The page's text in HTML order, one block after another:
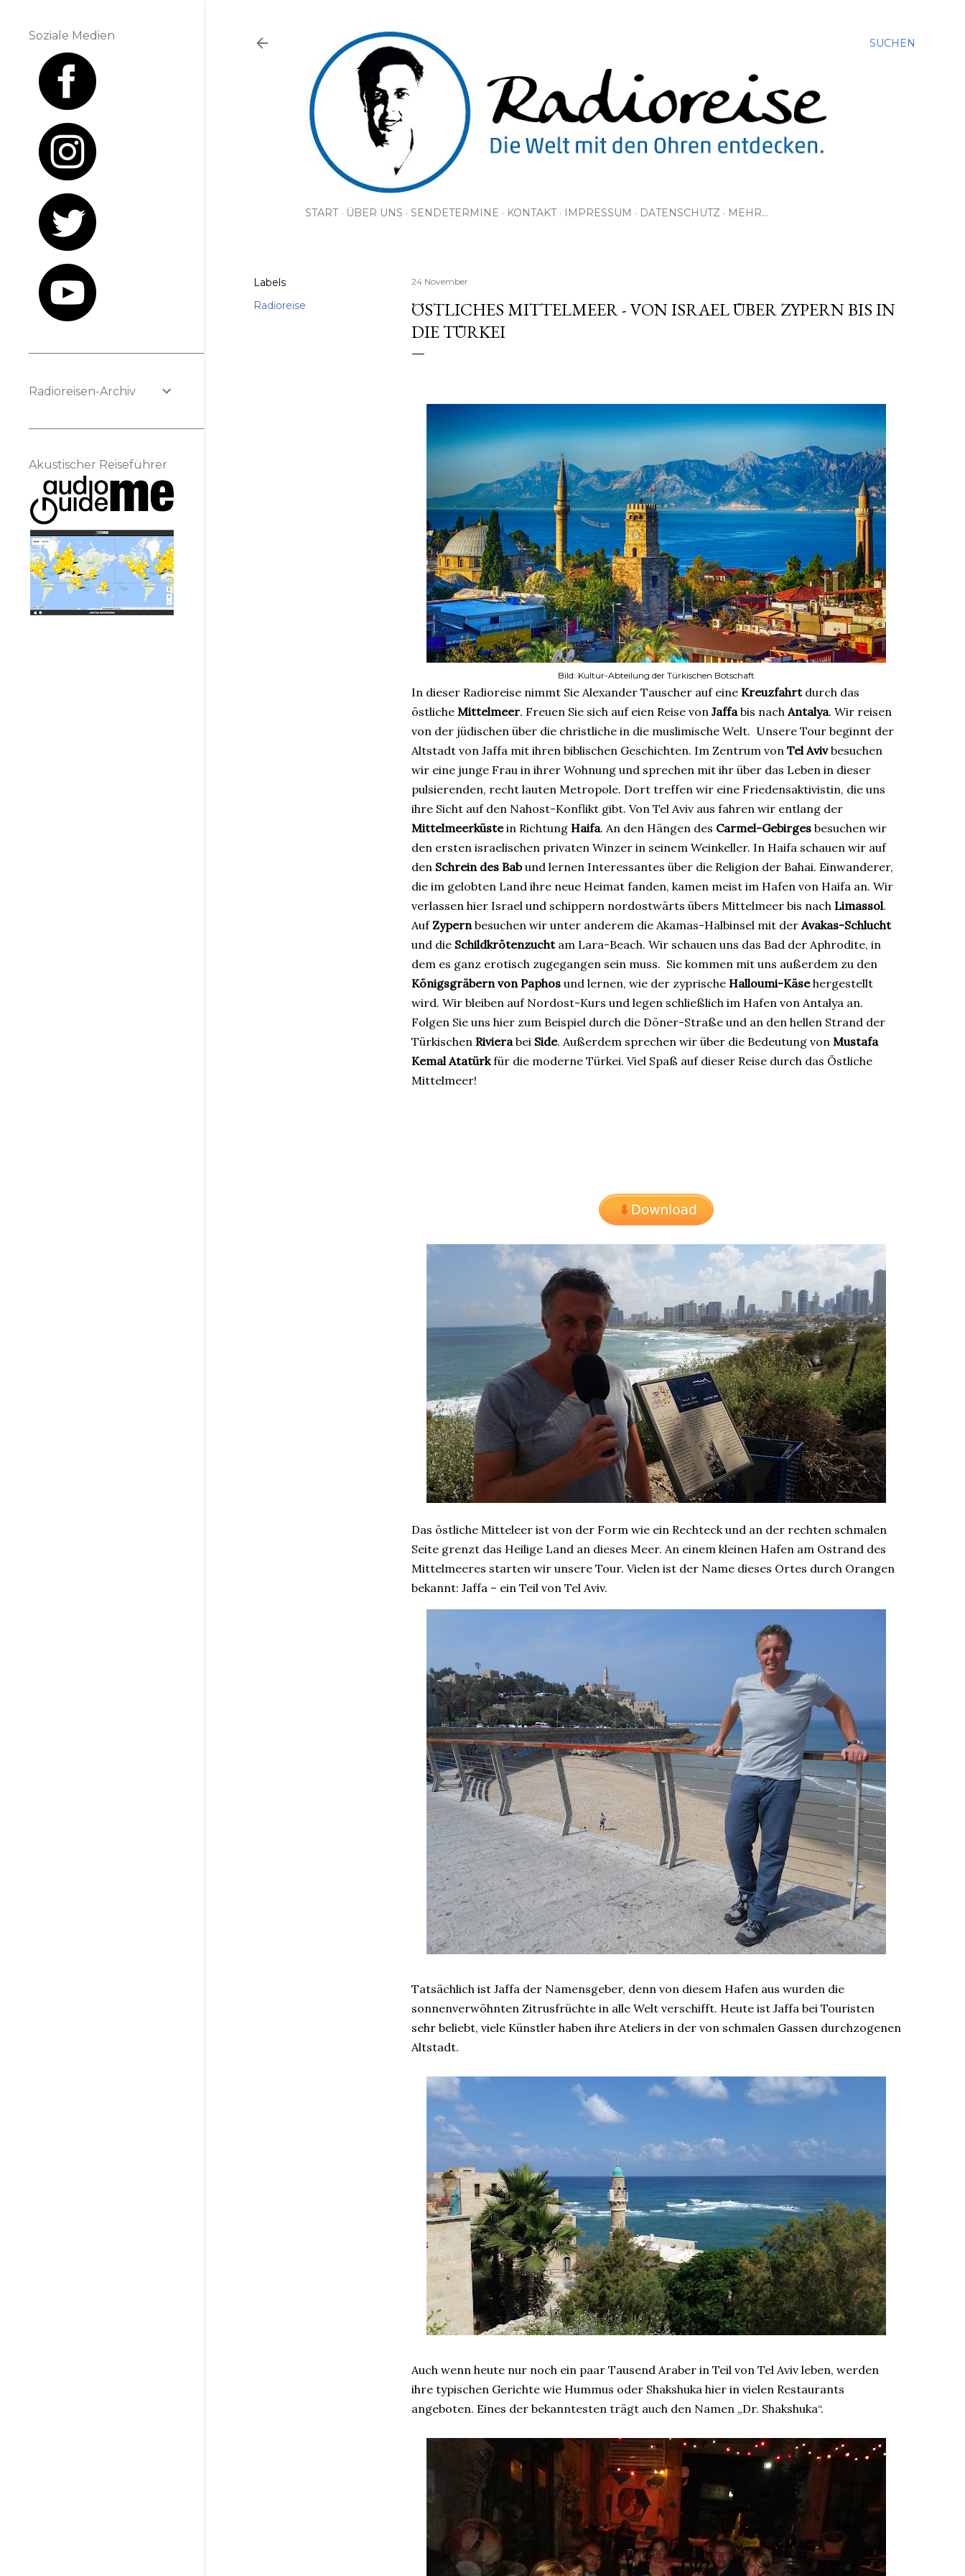
SUCHEN
START ÜBER UNS SENDETERMINE KONTAKT IMPRESSUM DATENSCHUTZ MEHR…
Labels
Radioreise
24 November
ÖSTLICHES MITTELMEER - VON ISRAEL ÜBER ZYPERN BIS IN
DIE TÜRKEI
Bild: Kultur-Abteilung der Türkischen Botschaft
In dieser Radioreise nimmt Sie Alexander Tauscher auf eine Kreuzfahrt durch das
östliche Mittelmeer. Freuen Sie sich auf eien Reise von Jaffabis nach Antalya. Wir reisen
von der jüdischen über die christliche in die muslimische Welt. Unsere Tour beginnt der
Altstadt von Jaffa mit ihren biblischen Geschichten. Im Zentrum von Tel Avivbesuchen
wir eine junge Frau in ihrer Wohnung und sprechen mit ihr über das Leben in dieser
pulsierenden, recht lauten Metropole. Dort treffen wir eine Friedensaktivistin, die uns
ihre Sicht auf den Nahost-Konflikt gibt. Von Tel Aviv aus fahren wir entlang der
Mittelmeerküstein Richtung Haifa. An den Hängen des Carmel-Gebirges besuchen wir
den ersten israelischen privaten Winzer in seinem Weinkeller. In Haifa schauen wir auf
den Schrein des Babund lernen Interessantes über die Religion der Bahai. Einwanderer,
die im gelobten Land ihre neue Heimat fanden, kamen meist im Hafen von Haifa an. Wir
verlassen hier Israel und schippern nordostwärts übers Mittelmeer bis nach Limassol.
Auf Zypern besuchen wir unter anderem die Akamas-Halbinsel mit der Avakas-Schlucht
und die Schildkrötenzuchtam Lara-Beach. Wir schauen uns das Bad der Aphrodite, in
dem es ganz erotisch zugegangen sein muss. Sie kommen mit uns außerdem zu den
Königsgräbern von Paphos und lernen, wie der zyprische Halloumi-Käsehergestellt
wird. Wir bleiben auf Nordost-Kurs und legen schließlich im Hafen von Antalya an.
Folgen Sie uns hier zum Beispiel durch die Döner-Straße und an den hellen Strand der
Türkischen Rivierabei Side. Außerdem sprechen wir über die Bedeutung von Mustafa
Kemal Atatürkfür die moderne Türkei. Viel Spaß auf dieser Reise durch das Östliche
Mittelmeer!
Das östliche Mitteleer ist von der Form wie ein Rechteck und an der rechten schmalen
Seite grenzt das Heilige Land an dieses Meer. An einem kleinen Hafen am Ostrand des
Mittelmeeres starten wir unsere Tour. Vielen ist der Name dieses Ortes durch Orangen
bekannt: Jaffa – ein Teil von Tel Aviv.
Tatsächlich ist Jaffa der Namensgeber, denn von diesem Hafen aus wurden die
sonnenverwöhnten Zitrusfrüchte in alle Welt verschifft. Heute ist Jaffa bei Touristen
sehr beliebt, viele Künstler haben ihre Ateliers in der von schmalen Gassen durchzogenen
Altstadt.
Auch wenn heute nur noch ein paar Tausend Araber in Teil von Tel Aviv leben, werden
ihre typischen Gerichte wie Hummus oder Shakshuka hier in vielen Restaurants
angeboten. Eines der bekanntesten trägt auch den Namen „Dr. Shakshuka“.
Soziale Medien
Radioreisen-Archiv
Akustischer Reiseführer